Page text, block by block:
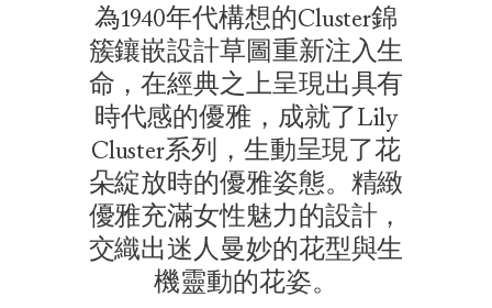
為1940年代構想的Cluster錦
簇鑲嵌設計草圖重新注入生
命，在經典之上呈現出具有
時代感的優雅，成就了Lily
Cluster系列，生動呈現了花
朵綻放時的優雅姿態。精緻
優雅充滿女性魅力的設計，
交織出迷人曼妙的花型與生
機靈動的花姿。